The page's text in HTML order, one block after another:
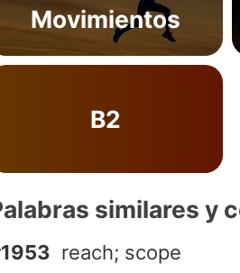
Movimientos
B2
similares y
reach; scope